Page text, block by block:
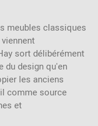
meubles classiques
sort délibérément
du design qu'en
les anciens
comme source
et